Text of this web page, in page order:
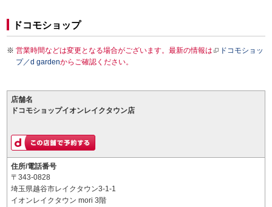
ドコモショップ
営業時間などは変更となる場合がございます。最新の情報は
ドコモショッ
プ／d gardenからご確認ください。
店舗名
ドコモショップイオンレイクタウン店
住所/電話番号
〒343-0828
埼玉県越谷市レイクタウン3-1-1
イオンレイクタウン mori 3階